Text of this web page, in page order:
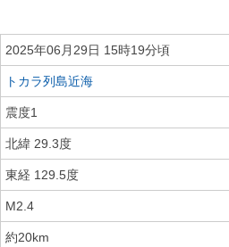
2025年06月29日 15時19分頃
トカラ列島近海
震度1
北緯 29.3度
東経 129.5度
M2.4
約20km